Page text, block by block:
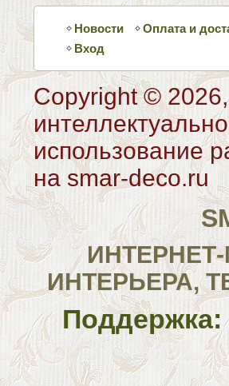
Новости Оплата и
Вход
Copyright ©
использование
на smar-deco.ru
ИНТЕРЬЕРА,
Поддержка: